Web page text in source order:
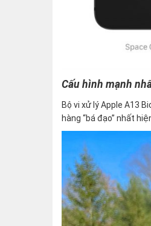
Cấu hình mạnh
Bộ vi xử lý Apple A13
hàng “bá đạo” nhất